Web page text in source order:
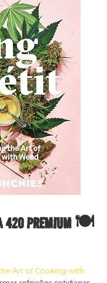
420 PREMIUM 🍽️
Art of Cooking with